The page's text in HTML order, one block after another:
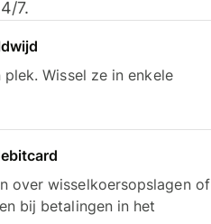
7.
Wissel ze in enkele
over wisselkoersopslagen of
bij betalingen in het